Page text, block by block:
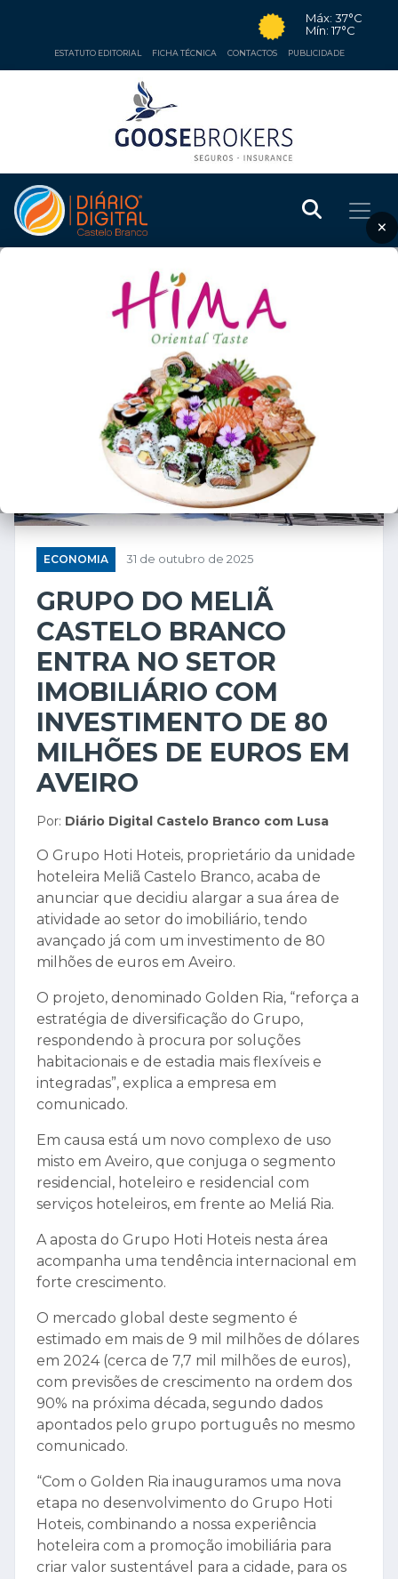
Máx: 37°C
Mín: 17°C
ESTATUTO EDITORIAL FICHA TÉCNICA CONTACTOS PUBLICIDADE
×
ECONOMIA 31 de outubro de 2025
GRUPO DO MELIÃ
CASTELO BRANCO
ENTRA NO SETOR
IMOBILIÁRIO COM
INVESTIMENTO DE 80
MILHÕES DE EUROS EM
AVEIRO
Por: Diário Digital Castelo Branco com Lusa
O Grupo Hoti Hoteis, proprietário da unidade
hoteleira Meliã Castelo Branco, acaba de
anunciar que decidiu alargar a sua área de
atividade ao setor do imobiliário, tendo
avançado já com um investimento de 80
milhões de euros em Aveiro.
O projeto, denominado Golden Ria, “reforça a
estratégia de diversificação do Grupo,
respondendo à procura por soluções
habitacionais e de estadia mais flexíveis e
integradas”, explica a empresa em
comunicado.
Em causa está um novo complexo de uso
misto em Aveiro, que conjuga o segmento
residencial, hoteleiro e residencial com
serviços hoteleiros, em frente ao Meliá Ria.
A aposta do Grupo Hoti Hoteis nesta área
acompanha uma tendência internacional em
forte crescimento.
O mercado global deste segmento é
estimado em mais de 9 mil milhões de dólares
em 2024 (cerca de 7,7 mil milhões de euros),
com previsões de crescimento na ordem dos
90% na próxima década, segundo dados
apontados pelo grupo português no mesmo
comunicado.
“Com o Golden Ria inauguramos uma nova
etapa no desenvolvimento do Grupo Hoti
Hoteis, combinando a nossa experiência
hoteleira com a promoção imobiliária para
criar valor sustentável para a cidade, para os